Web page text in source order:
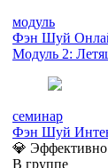
модуль
Фэн Шуй
Модуль 2:
семинар
Фэн Шуй
💎 Эффективно
В группе